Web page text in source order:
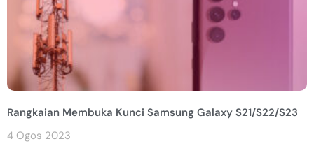
Rangkaian Membuka Kunci Samsung Galaxy S21/S22/S23
4 Ogos 2023